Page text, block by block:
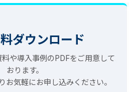
ダウンロード
や導入事例のPDFをご用意して
おります。
お気軽にお申し込みください。